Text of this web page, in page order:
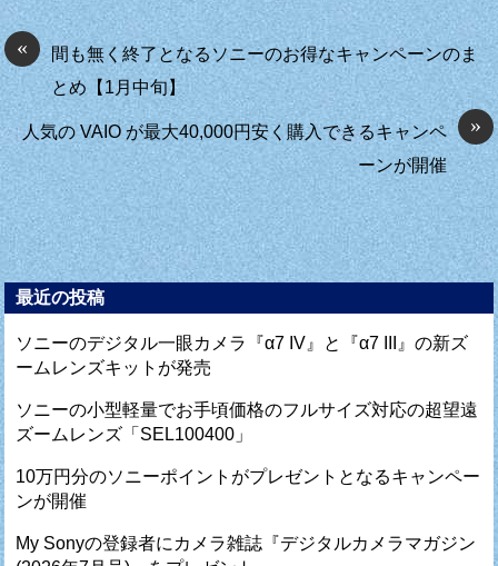
«
間も無く終了となるソニーのお得なキャンペーンのま
とめ【1月中旬】
»
人気の VAIO が最大40,000円安く購入できるキャンペ
ーンが開催
最近の投稿
ソニーのデジタル一眼カメラ『α7 IV』と『α7 III』の新ズ
ームレンズキットが発売
ソニーの小型軽量でお手頃価格のフルサイズ対応の超望遠
ズームレンズ「SEL100400」
10万円分のソニーポイントがプレゼントとなるキャンペー
ンが開催
My Sonyの登録者にカメラ雑誌『デジタルカメラマガジン